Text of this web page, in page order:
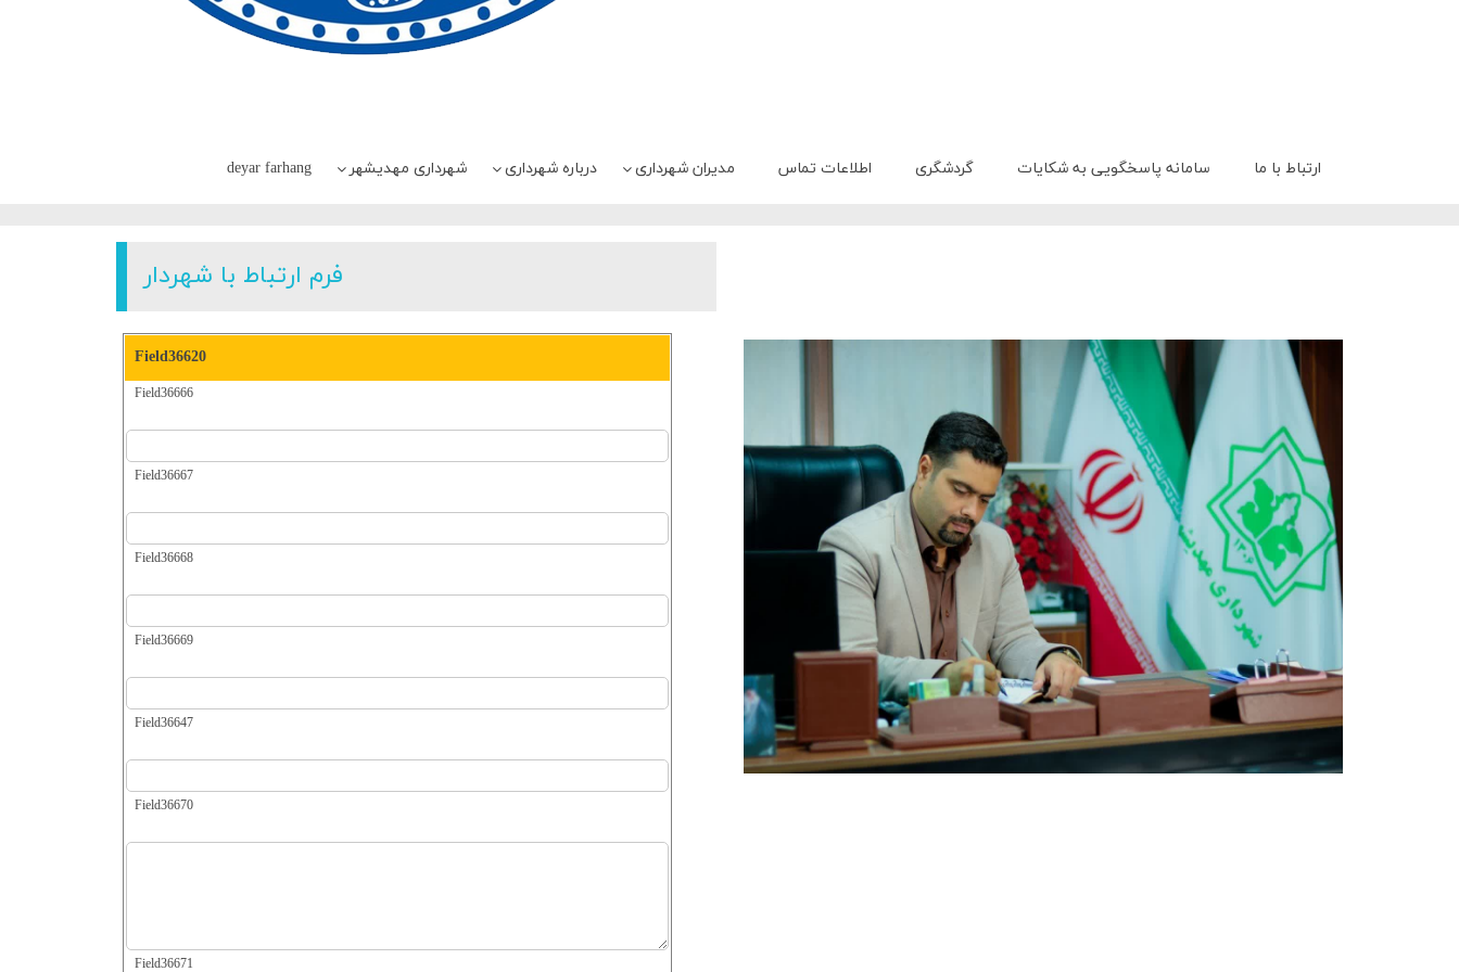
deyar farhang شهرداری مهدیشهر درباره شهرداری مدیران شهرداری اطلاعات تماس گردشگری سامانه پاسخگویی به شکایات ارتباط با ما
فرم ارتباط با شهردار
Field36620
Field36666
Field36667
Field36668
Field36669
Field36647
Field36670
Field36671